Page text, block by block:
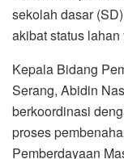
sekolah dasar
akibat status
Kepala Bidang
Serang, Abidin
berkoordinasi
proses
Pemberdayaan